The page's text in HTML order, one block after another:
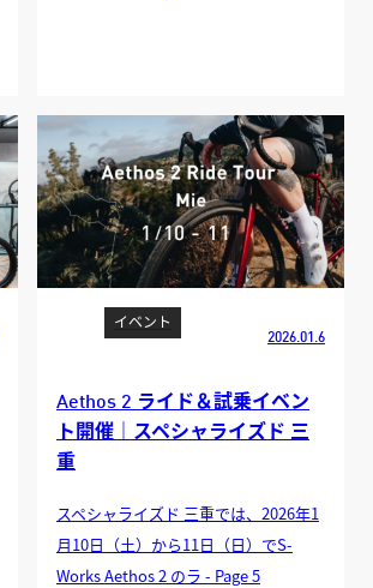
イベント
2026.01.6
Aethos 2 ライド＆試乗イベン
ト開催｜スペシャライズド 三
重
スペシャライズド 三重では、2026年1
月10日（土）から11日（日）でS-
Works Aethos 2 のラ - Page 5